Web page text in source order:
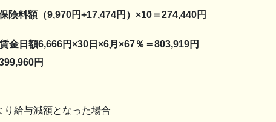
保険料額（9,970円+17,474円）×10＝274,440円
額6,666円×30日×6月×67％＝803,919円
円
り給与減額となった場合